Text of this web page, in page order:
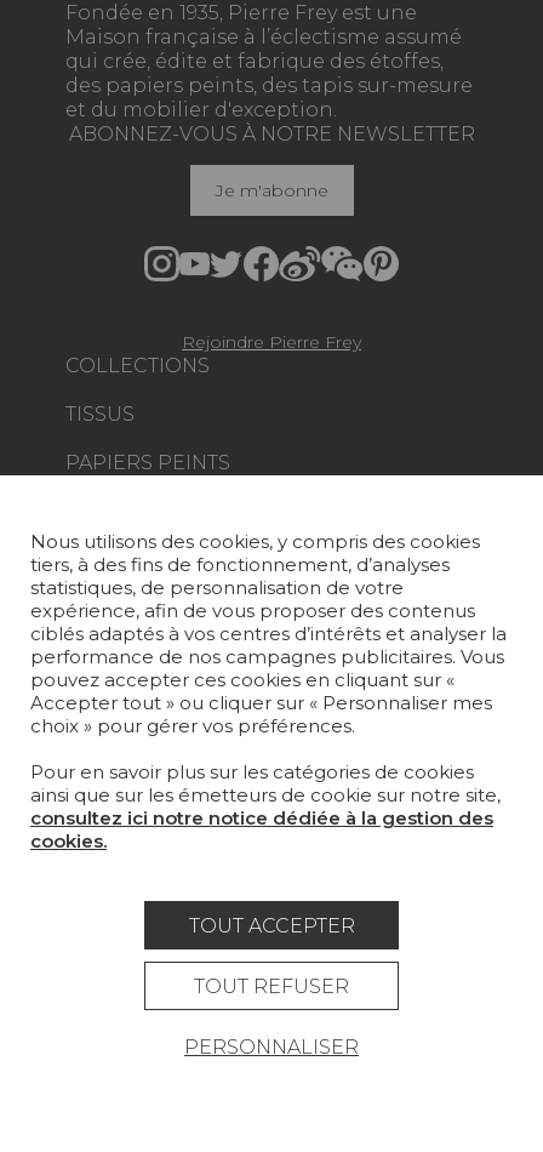
Fondée en 1935, Pierre Frey est une
Maison française à l’éclectisme assumé
qui crée, édite et fabrique des étoffes,
des papiers peints, des tapis sur-mesure
et du mobilier d'exception.
COLLECTIONS
TISSUS
PAPIERS PEINTS
MOBILIER
PROJETS
SUR-MESURE
MAGAZINE
LA MAISON
OÙ NOUS TROUVER ?
ABONNEZ-VOUS À NOTRE NEWSLETTER
Je m'abonne
Rejoindre Pierre Frey
Carrière Contact
Lexique
Mentions légales
données
Nous utilisons des cookies, y compris des cookies
tiers, à des fins de fonctionnement, d’analyses
statistiques, de personnalisation de votre
expérience, afin de vous proposer des contenus
ciblés adaptés à vos centres d’intérêts et analyser la
performance de nos campagnes publicitaires. Vous
pouvez accepter ces cookies en cliquant sur «
Accepter tout » ou cliquer sur « Personnaliser mes
choix » pour gérer vos préférences.
Pour en savoir plus sur les catégories de cookies
ainsi que sur les émetteurs de cookie sur notre site,
consultez ici notre notice dédiée à la gestion des
cookies.
TOUT ACCEPTER
TOUT REFUSER
PERSONNALISER